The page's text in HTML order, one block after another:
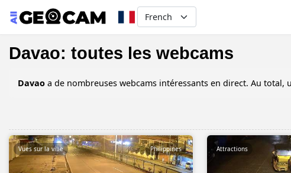
Select your language
Davao: toutes les webcams
Davao a de nombreuses webcams intéressants en direct. Au total,
Vues sur la ville Philippines Attractions